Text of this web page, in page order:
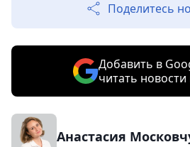
Поделитесь
Добавить в
читать
Анастасия